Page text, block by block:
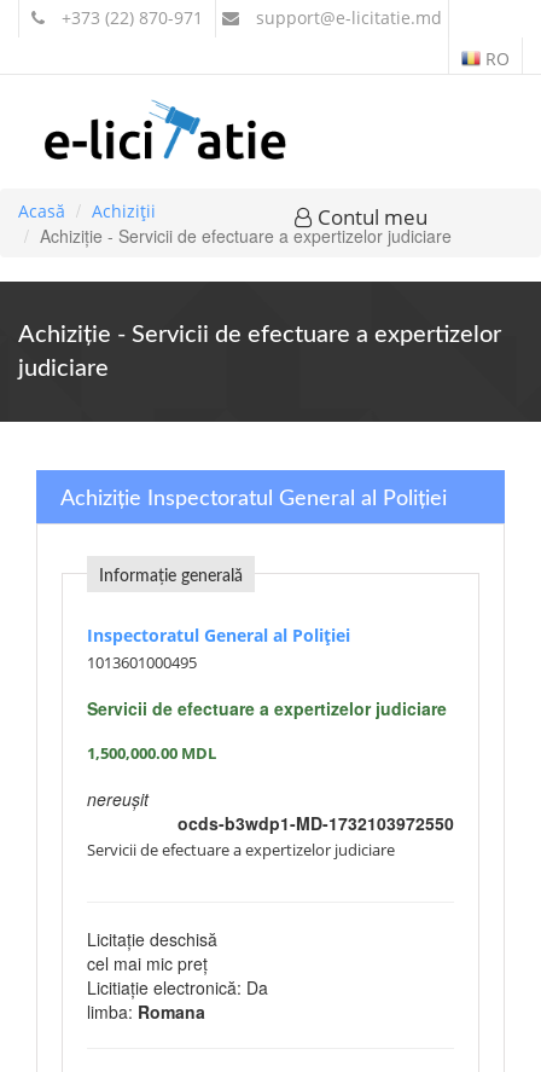
+373 (22) 870-971 support@e-licitatie.md
RO
Contul meu
Acasă Achiziții
Achiziție - Servicii de efectuare a expertizelor judiciare
Achiziție - Servicii de efectuare a expertizelor
judiciare
Achiziție Inspectoratul General al Poliției
Informație generală
Inspectoratul General al Poliției
1013601000495
Servicii de efectuare a expertizelor judiciare
1,500,000.00 MDL
nereușit
ocds-b3wdp1-MD-1732103972550
Servicii de efectuare a expertizelor judiciare
Licitație deschisă
cel mai mic preț
Licitiație electronică: Da
limba: Romana